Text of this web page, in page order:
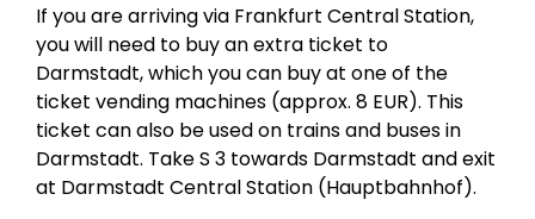
If you are arriving via Frankfurt Central Station,
you will need to buy an extra ticket to
Darmstadt, which you can buy at one of the
ticket vending machines (approx. 8 EUR). This
ticket can also be used on trains and buses in
Darmstadt. Take S 3 towards Darmstadt and exit
at Darmstadt Central Station (Hauptbahnhof).